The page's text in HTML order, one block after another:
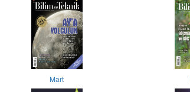
Mart